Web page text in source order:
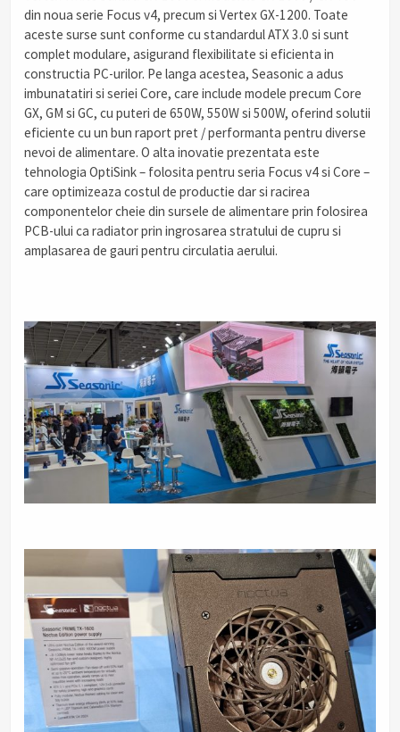
din noua serie Focus v4, precum si Vertex GX-1200. Toate
aceste surse sunt conforme cu standardul ATX 3.0 si sunt
complet modulare, asigurand flexibilitate si eficienta in
constructia PC-urilor. Pe langa acestea, Seasonic a adus
imbunatatiri si seriei Core, care include modele precum Core
GX, GM si GC, cu puteri de 650W, 550W si 500W, oferind solutii
eficiente cu un bun raport pret / performanta pentru diverse
nevoi de alimentare​. O alta inovatie prezentata este
tehnologia OptiSink – folosita pentru seria Focus v4 si Core –
care optimizeaza costul de productie dar si racirea
componentelor cheie din sursele de alimentare prin folosirea
PCB-ului ca radiator prin ingrosarea stratului de cupru si
amplasarea de gauri pentru circulatia aerului.